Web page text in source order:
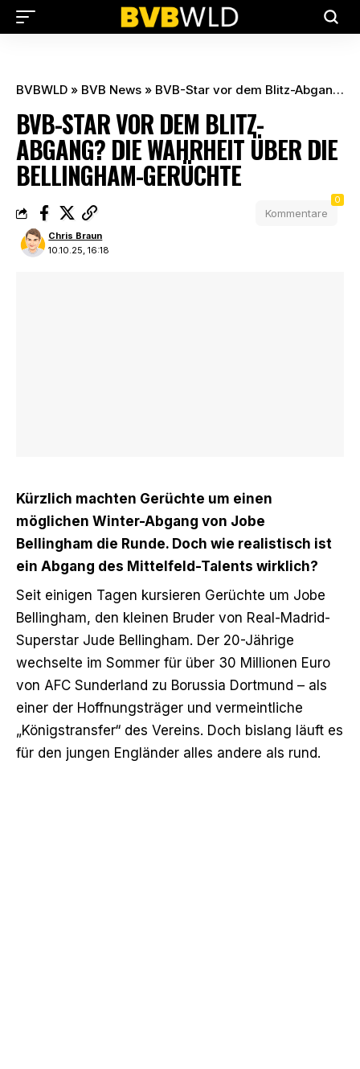
BVBWLD » BVB News » BVB-Star vor dem Blitz-Abgang? Die Wahrheit über die Bellingham-Gerüchte
BVB-STAR VOR DEM BLITZ-
ABGANG? DIE WAHRHEIT ÜBER DIE
BELLINGHAM-GERÜCHTE
10.10.25, 16:18
Chris Braun
Kommentare
0
Kürzlich machten Gerüchte um einen
möglichen Winter-Abgang von Jobe
Bellingham die Runde. Doch wie realistisch ist
ein Abgang des Mittelfeld-Talents wirklich?
Seit einigen Tagen kursieren Gerüchte um Jobe
Bellingham, den kleinen Bruder von Real-Madrid-
Superstar Jude Bellingham. Der 20-Jährige
wechselte im Sommer für über 30 Millionen Euro
von AFC Sunderland zu Borussia Dortmund – als
einer der Hoffnungsträger und vermeintliche
„Königstransfer“ des Vereins. Doch bislang läuft es
für den jungen Engländer alles andere als rund.